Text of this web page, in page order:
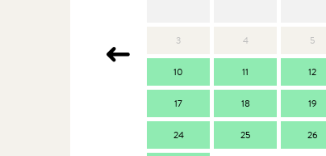
3 4 5
10 11 12
17 18 19
24 25 26